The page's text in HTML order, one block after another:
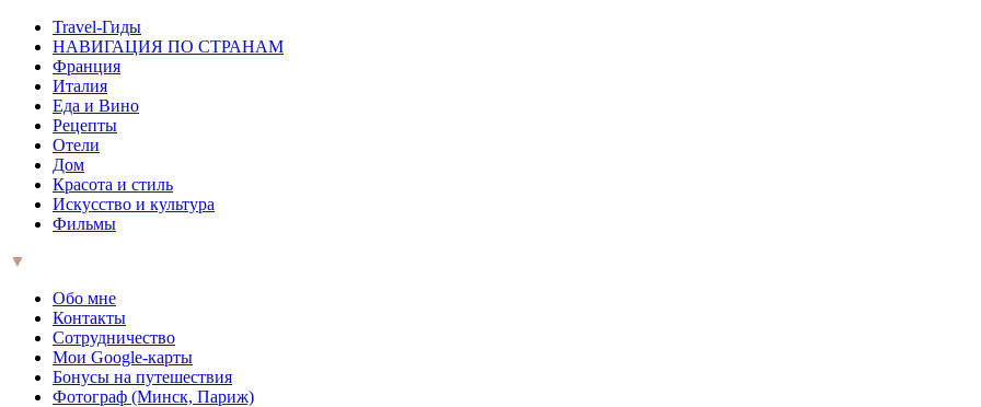
Travel-Гиды
НАВИГАЦИЯ ПО СТРАНАМ
Франция
Италия
Еда и Вино
Рецепты
Отели
Дом
Красота и стиль
Искусство и культура
Фильмы
▼
Обо мне
Контакты
Сотрудничество
Мои Google-карты
Бонусы на путешествия
Фотограф (Минск, Париж)